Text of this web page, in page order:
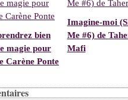
bien
magie pour
Carène Ponte
Imagine-moi
Me #6) de
Mafi